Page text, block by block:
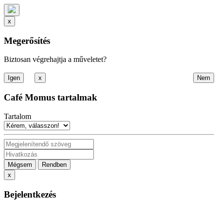
x
Megerősítés
Biztosan végrehajtja a műveletet?
x
Café Momus tartalmak
Tartalom
Mégsem
Rendben
x
Bejelentkezés